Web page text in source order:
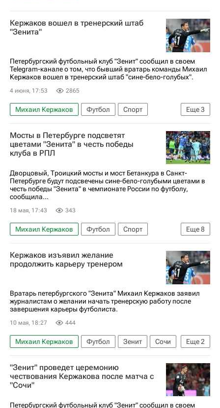
Кержаков вошел в тренерский штаб
"Зенита"
Петербургский футбольный клуб "Зенит" сообщил в своем
Telegram-канале о том, что бывший вратарь команды Михаил
Кержаков вошел в тренерский штаб "сине-бело-голубых".
4 июня, 17:53 2865
Еще3
Михаил Кержаков Футбол
Спорт
Россия
Зенит Александр Кержаков
Мосты в Петербурге подсветят
цветами "Зенита" в честь победы
клуба в РПЛ
Дворцовый, Троицкий мосты и мост Бетанкура в Санкт-
Петербурге будут подсвечены сине-бело-голубыми цветами в
честь победы "Зенита" в чемпионате России по футболу,
сообщила...
18 мая, 17:43 343
Еще8
Михаил Кержаков Футбол
Спорт
Санкт-Петербург
Васильевский остров
Россия
Сергей Семак
Александр Ерохин
РПЛ 2026-2027 (Чемпионат России по футболу)
Кержаков изъявил желание
продолжить карьеру тренером
Вратарь петербургского "Зенита" Михаил Кержаков заявил
журналистам о желании начать тренерскую работу после
завершения карьеры футболиста.
10 мая, 18:27 444
Еще2
Михаил Кержаков Футбол Зенит
Сочи
РПЛ 2026-2027 (Чемпионат России по футболу)
Александр Кержаков
"Зенит" проведет церемонию
чествования Кержакова после матча с
"Сочи"
Петербургский футбольный клуб "Зенит" сообщил в своем